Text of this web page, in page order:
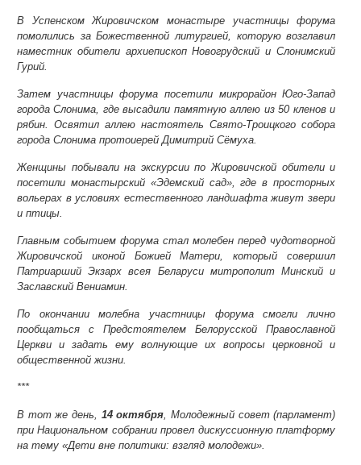
В Успенском Жировичском монастыре участницы форума
помолились за Божественной литургией, которую возглавил
наместник обители архиепископ Новогрудский и Слонимский
Гурий.
Затем участницы форума посетили микрорайон Юго-Запад
города Слонима, где высадили памятную аллею из 50 кленов и
рябин. Освятил аллею настоятель Свято-Троицкого собора
города Слонима протоиерей Димитрий Сёмуха.
Женщины побывали на экскурсии по Жировичской обители и
посетили монастырский «Эдемский сад», где в просторных
вольерах в условиях естественного ландшафта живут звери
и птицы.
Главным событием форума стал молебен перед чудотворной
Жировичской иконой Божией Матери, который совершил
Патриарший Экзарх всея Беларуси митрополит Минский и
Заславский Вениамин.
По окончании молебна участницы форума смогли лично
пообщаться с Предстоятелем Белорусской Православной
Церкви и задать ему волнующие их вопросы церковной и
общественной жизни.
***
В тот же день, 14 октября, Молодежный совет (парламент)
при Национальном собрании провел дискуссионную платформу
на тему «Дети вне политики: взгляд молодежи».